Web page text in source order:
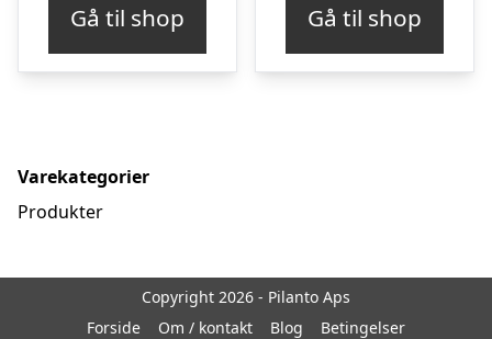
var:
kr. 239,00.kr. 217,00.
Gå til shop Gå til shop
Varekategorier
Produkter
Copyright 2026 - Pilanto Aps
Forside
Om / kontakt Blog Betingelser